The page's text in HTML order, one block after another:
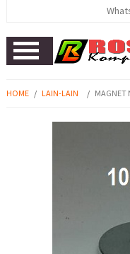
Open
Menu
HOME / LAIN-LAIN / MAGNET